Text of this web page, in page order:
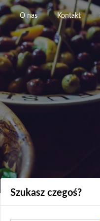
O nas Kontakt
Szukasz czegoś?